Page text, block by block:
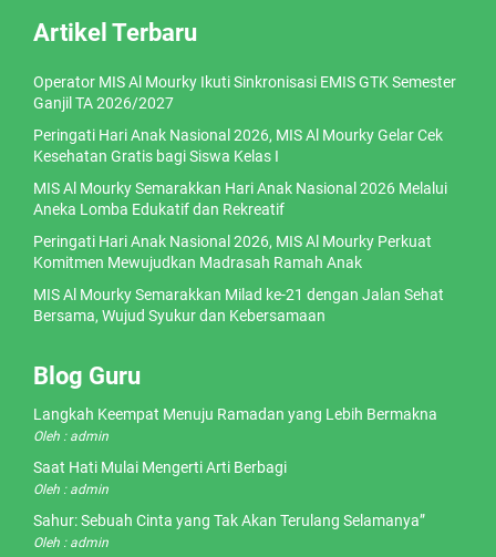
Artikel Terbaru
Operator MIS Al Mourky Ikuti Sinkronisasi EMIS GTK Semester
Ganjil TA 2026/2027
Peringati Hari Anak Nasional 2026, MIS Al Mourky Gelar Cek
Kesehatan Gratis bagi Siswa Kelas I
MIS Al Mourky Semarakkan Hari Anak Nasional 2026 Melalui
Aneka Lomba Edukatif dan Rekreatif
Peringati Hari Anak Nasional 2026, MIS Al Mourky Perkuat
Komitmen Mewujudkan Madrasah Ramah Anak
MIS Al Mourky Semarakkan Milad ke-21 dengan Jalan Sehat
Bersama, Wujud Syukur dan Kebersamaan
Blog Guru
Langkah Keempat Menuju Ramadan yang Lebih Bermakna
Oleh : admin
Saat Hati Mulai Mengerti Arti Berbagi
Oleh : admin
Sahur: Sebuah Cinta yang Tak Akan Terulang Selamanya”
Oleh : admin